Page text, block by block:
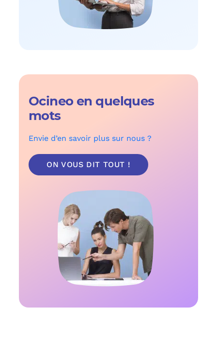
Ocineo en quelques
mots
Envie d’en savoir plus sur nous ?
ON VOUS DIT TOUT !